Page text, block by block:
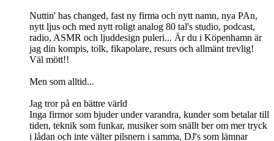
Nuttin' has changed, fast ny firma och nytt namn, nya PAn,
nytt ljus och med nytt roligt analog 80 tal's studio, podcast,
radio, ASMR och ljuddesign puleri... Är du i Köpenhamn är
jag din kompis, tolk, fikapolare, resurs och allmänt trevlig!
Väl mött!!
Men som alltid...
Jag tror på en bättre värld
Inga firmor som bjuder under varandra, kunder som betalar till
tiden, teknik som funkar, musiker som snällt ber om mer tryck
i lådan och inte välter pilsnern i samma, DJ's som lämnar